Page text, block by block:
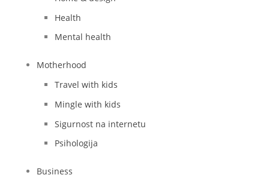
Health
Mental health
Motherhood
Travel with kids
Mingle with kids
Sigurnost na internetu
Psihologija
Business